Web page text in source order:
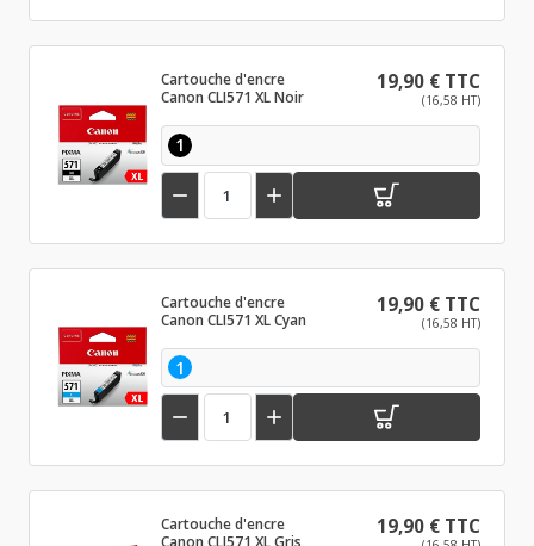
Cartouche d'encre
Canon CLI571 XL Noir
19,90 € TTC
(16,58 HT)
1
 
Cartouche d'encre
Canon CLI571 XL Cyan
19,90 € TTC
(16,58 HT)
1
 
Cartouche d'encre
Canon CLI571 XL Gris
19,90 € TTC